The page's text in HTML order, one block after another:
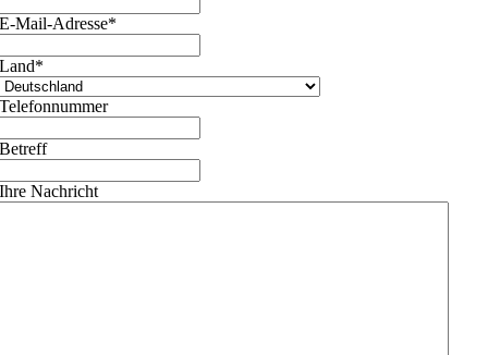
E-Mail-Adresse*
Land*
Telefonnummer
Betreff
Ihre Nachricht